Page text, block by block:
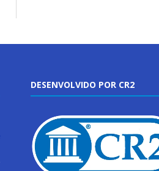
DESENVOLVIDO POR CR2